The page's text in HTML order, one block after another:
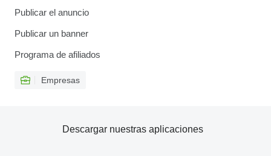
Publicar el anuncio
Publicar un banner
Programa de afiliados
Empresas
Descargar nuestras aplicaciones